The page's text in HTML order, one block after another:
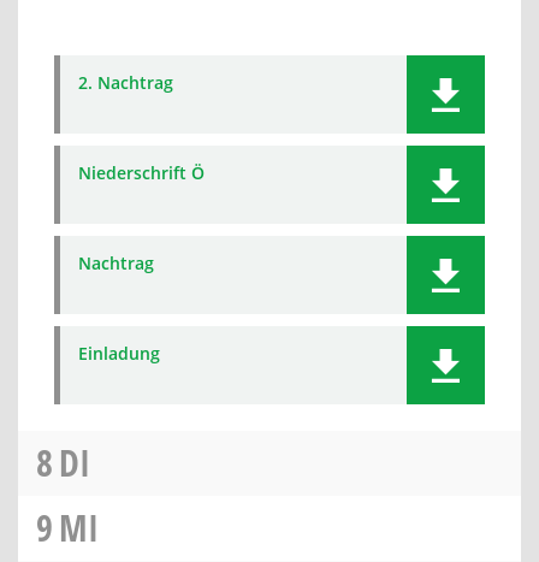
2. Nachtrag
Niederschrift Ö
Nachtrag
Einladung
8DI
9MI